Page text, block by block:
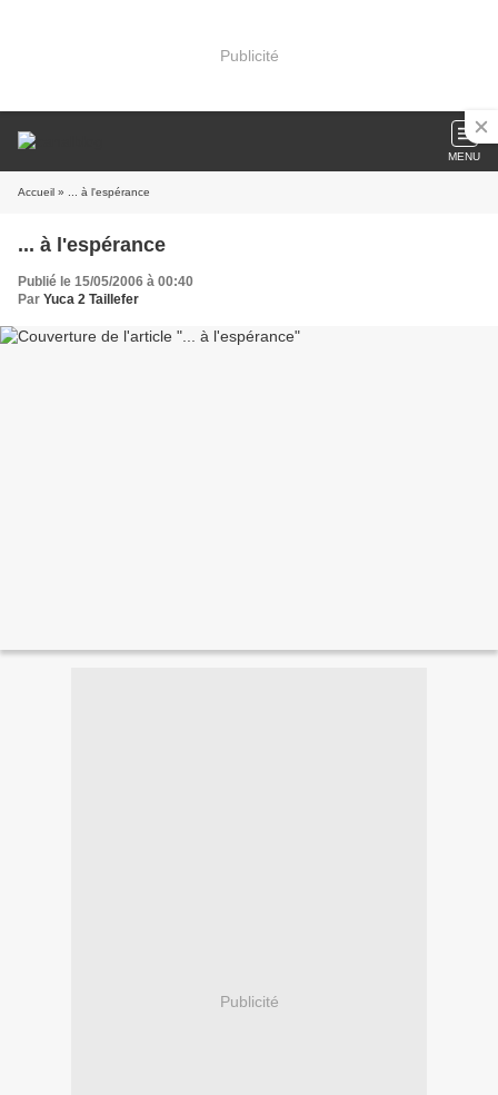
Publicité
MENU
Accueil » ... à l'espérance
... à l'espérance
Publié le 15/05/2006 à 00:40
Par Yuca 2 Taillefer
Publicité